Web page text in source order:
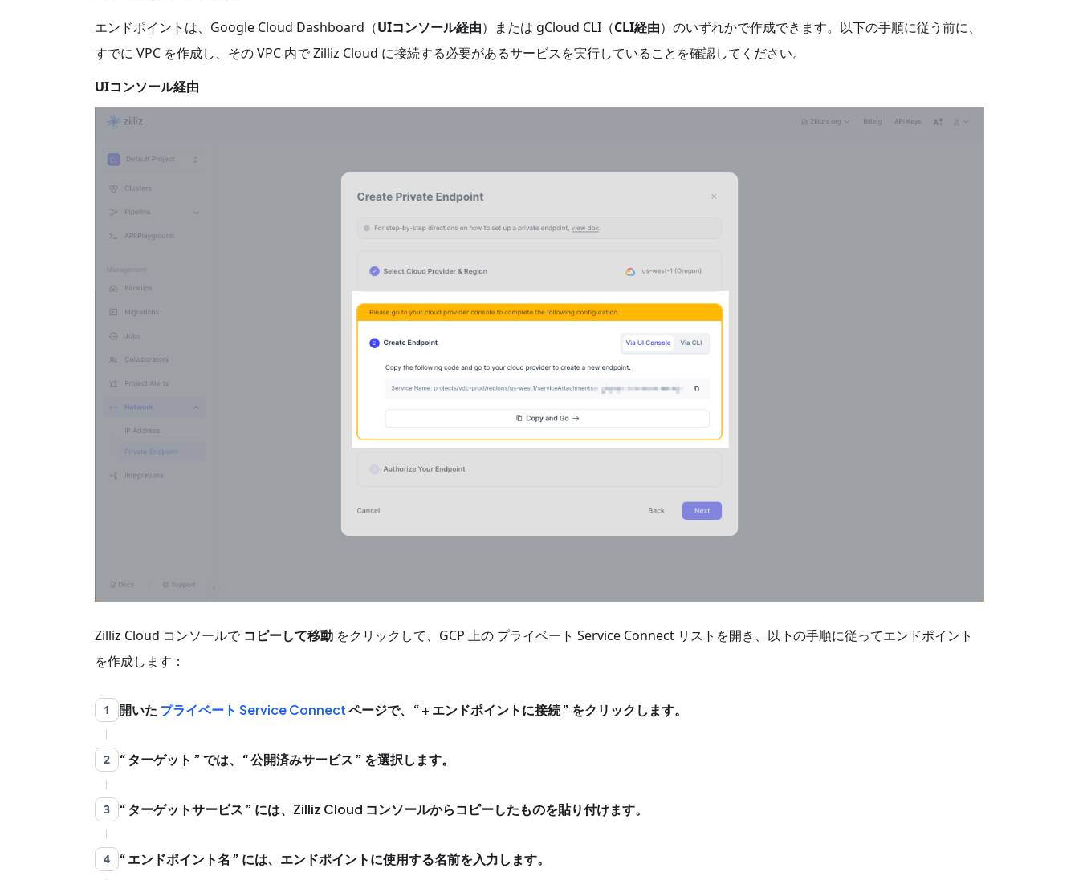
エンドポイントは、Google Cloud Dashboard（UIコンソール経由）または gCloud CLI（CLI経由）のいずれかで作成できます。以下の手順に従う前に、
すでに VPC を作成し、その VPC 内で Zilliz Cloud に接続する必要があるサービスを実行していることを確認してください。
UIコンソール経由
Zilliz Cloud コンソールで コピーして移動 をクリックして、GCP 上の プライベート Service Connect リストを開き、以下の手順に従ってエンドポイント
を作成します：
1 開いた プライベート Service Connectページで、 + エンドポイントに接続 をクリックします。
2 ターゲット では、 公開済みサービス を選択します。
3 ターゲットサービス には、Zilliz Cloud コンソールからコピーしたものを貼り付けます。
4 エンドポイント名 には、エンドポイントに使用する名前を入力します。